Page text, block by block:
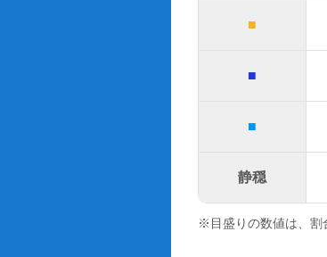
■
■
■
静穏
※目盛りの数値は、割